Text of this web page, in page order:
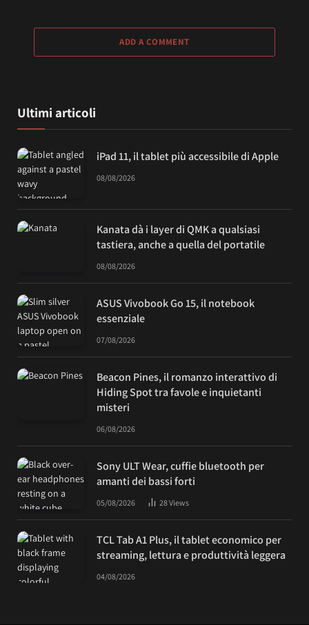
ADD A COMMENT
Ultimi articoli
iPad 11, il tablet più accessibile di Apple
08/08/2026
Kanata dà i layer di QMK a qualsiasi
tastiera, anche a quella del portatile
08/08/2026
ASUS Vivobook Go 15, il notebook
essenziale
07/08/2026
Beacon Pines, il romanzo interattivo di
Hiding Spot tra favole e inquietanti
misteri
06/08/2026
Sony ULT Wear, cuffie bluetooth per
amanti dei bassi forti
05/08/2026 28Views
TCL Tab A1 Plus, il tablet economico per
streaming, lettura e produttività leggera
04/08/2026